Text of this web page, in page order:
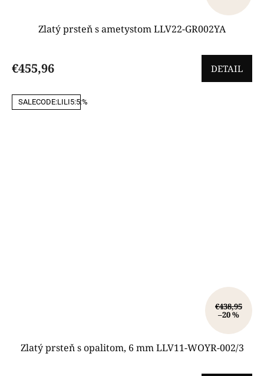
Zlatý prsteň s ametystom LLV22-GR002YA
€455,96 DETAIL
SALECODE:LILI5:5:%
€438,95
–20 %
Zlatý prsteň s opalitom, 6 mm LLV11-WOYR-002/3